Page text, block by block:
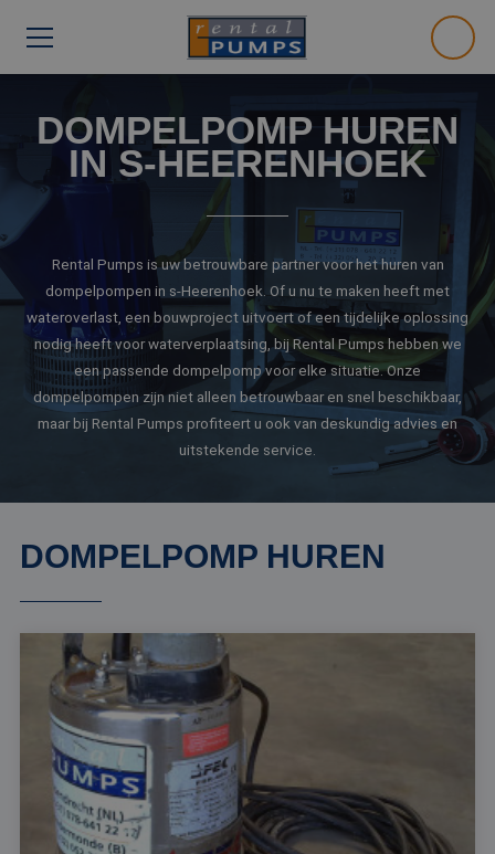
DOMPELPOMP HUREN
IN S-HEERENHOEK
Rental Pumps is uw betrouwbare partner voor het huren van
dompelpompen in s-Heerenhoek. Of u nu te maken heeft met
wateroverlast, een bouwproject uitvoert of een tijdelijke oplossing
nodig heeft voor waterverplaatsing, bij Rental Pumps hebben we
een passende dompelpomp voor elke situatie. Onze
dompelpompen zijn niet alleen betrouwbaar en snel beschikbaar,
maar bij Rental Pumps profiteert u ook van deskundig advies en
uitstekende service.
DOMPELPOMP HUREN